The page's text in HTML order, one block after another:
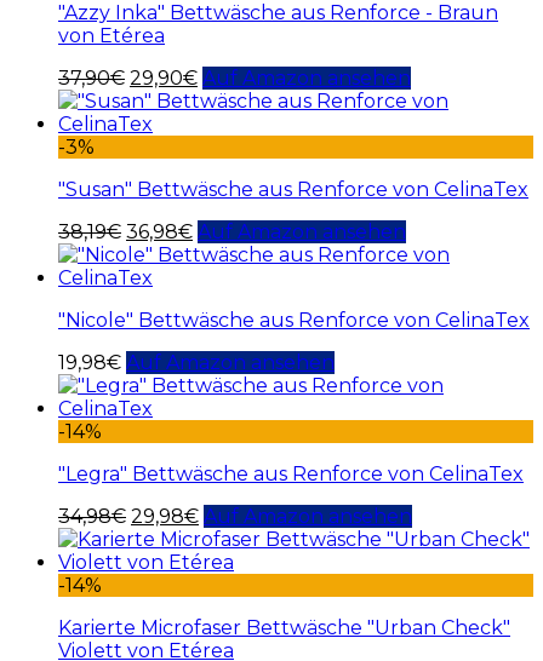
"Azzy Inka" Bettwäsche aus Renforce - Braun
von Etérea
37,90€ 29,90€ Auf Amazon ansehen
-3%
"Susan" Bettwäsche aus Renforce von CelinaTex
38,19€ 36,98€ Auf Amazon ansehen
"Nicole" Bettwäsche aus Renforce von CelinaTex
19,98€ Auf Amazon ansehen
-14%
"Legra" Bettwäsche aus Renforce von CelinaTex
34,98€ 29,98€ Auf Amazon ansehen
-14%
Karierte Microfaser Bettwäsche "Urban Check"
Violett von Etérea